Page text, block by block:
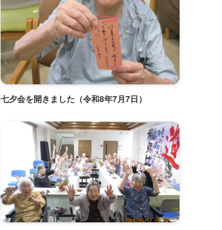
七夕会を開きました（令和8年7月7日）